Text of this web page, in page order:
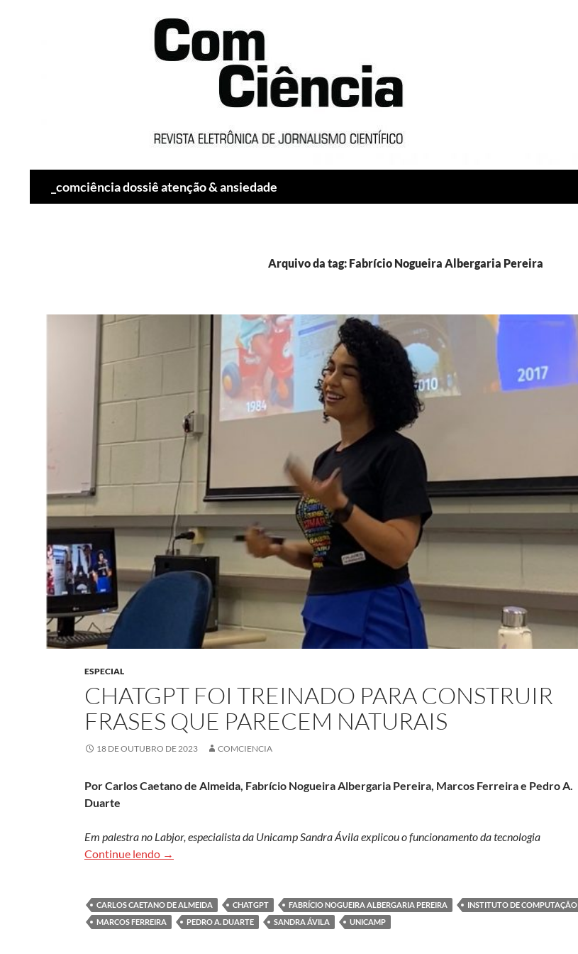
_comciência dossiê atenção & ansiedade
Arquivo da tag: Fabrício Nogueira Albergaria Pereira
ESPECIAL
CHATGPT FOI TREINADO PARA CONSTRUIR
FRASES QUE PARECEM NATURAIS
18 DE OUTUBRO DE 2023 COMCIENCIA
Por Carlos Caetano de Almeida, Fabrício Nogueira Albergaria Pereira, Marcos Ferreira e Pedro A.
Duarte
Em palestra no Labjor, especialista da Unicamp Sandra Ávila explicou o funcionamento da tecnologia
Continue lendo
ChatGPT foi treinado para construir frases que parecem naturais
→
CARLOS CAETANO DE ALMEIDA CHATGPT FABRÍCIO NOGUEIRA ALBERGARIA PEREIRA
INSTITUTO DE COMPUTAÇÃO
MARCOS FERREIRA
PEDRO A. DUARTE SANDRA ÁVILA UNICAMP